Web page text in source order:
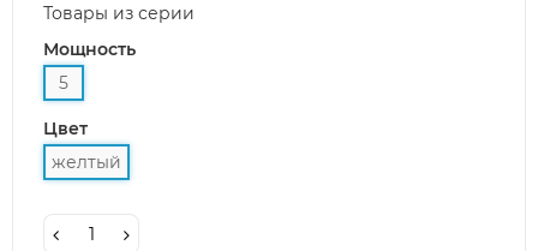
Товары из серии
Мощность
5
Цвет
желтый